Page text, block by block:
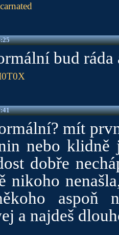
bud ráda
mít
nebo klidně
dobře
nikoho
aspoň
a najdeš